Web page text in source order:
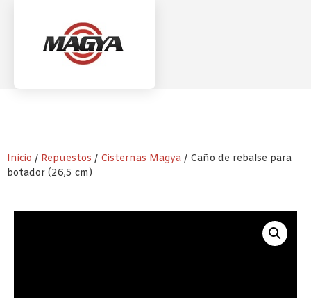
Inicio / Repuestos / Cisternas Magya / Caño de rebalse para
botador (26,5 cm)